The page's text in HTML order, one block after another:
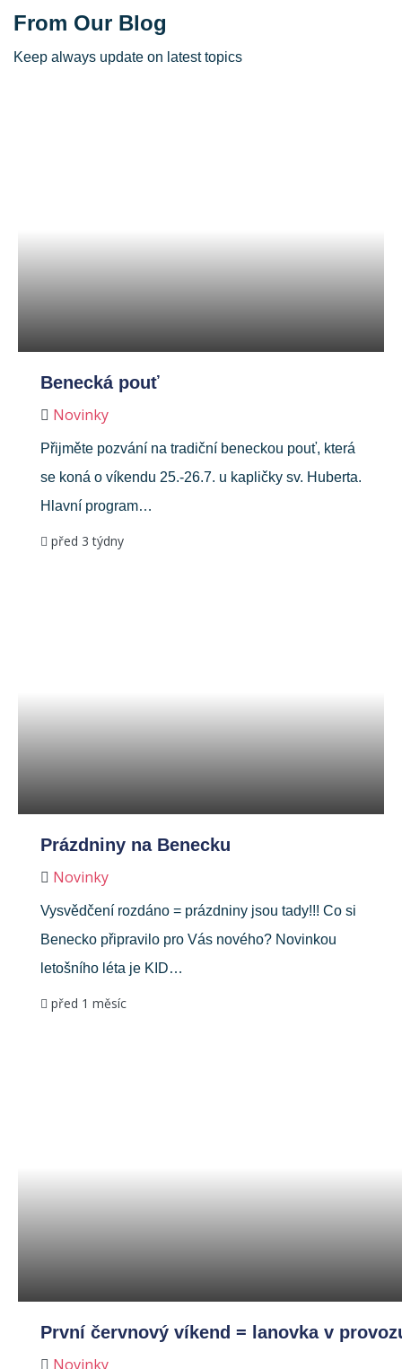
From Our Blog
Keep always update on latest topics
Benecká pouť
Novinky
Přijměte pozvání na tradiční beneckou pouť, která
se koná o víkendu 25.-26.7. u kapličky sv. Huberta.
Hlavní program…
před 3 týdny
Prázdniny na Benecku
Novinky
Vysvědčení rozdáno = prázdniny jsou tady!!! Co si
Benecko připravilo pro Vás nového? Novinkou
letošního léta je KID…
před 1 měsíc
První červnový víkend = lanovka v
Novinky